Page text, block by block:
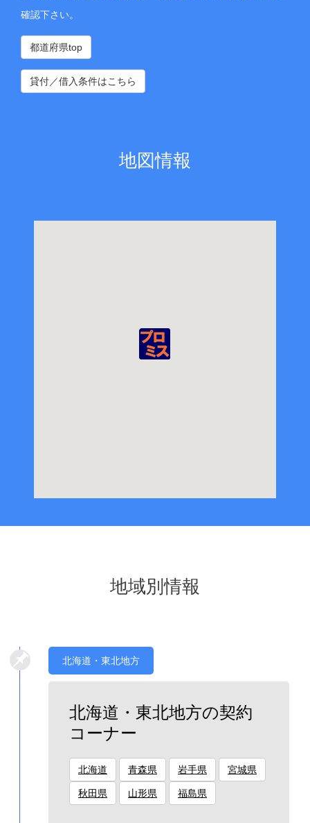
確認下さい。
都道府県top
貸付／借入条件はこちら
地図情報
地域別情報
北海道・東北地方
北海道・東北地方の契約
コーナー
北海道 青森県 岩手県 宮城県
秋田県 山形県 福島県